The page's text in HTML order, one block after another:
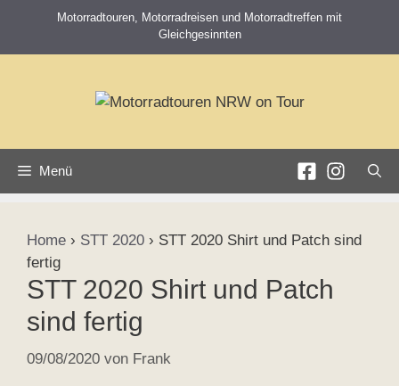
springen
Motorradtouren, Motorradreisen und Motorradtreffen mit
Gleichgesinnten
Menü
Home › STT 2020 › STT 2020 Shirt und Patch sind
fertig
STT 2020 Shirt und Patch
sind fertig
09/08/2020 von Frank